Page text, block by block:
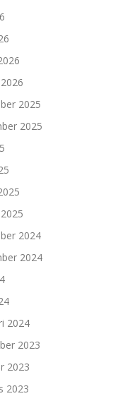
2025
2025
2024
2024
2024
2023
2023
2023